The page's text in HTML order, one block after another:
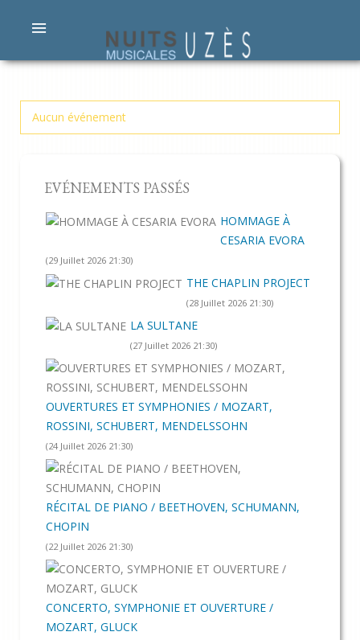
Aucun événement
EVÉNEMENTS PASSÉS
HOMMAGE À
CESARIA EVORA
(29 Juillet 2026 21:30)
THE CHAPLIN PROJECT
(28 Juillet 2026 21:30)
LA SULTANE
(27 Juillet 2026 21:30)
OUVERTURES ET SYMPHONIES / MOZART,
ROSSINI, SCHUBERT, MENDELSSOHN
(24 Juillet 2026 21:30)
RÉCITAL DE PIANO / BEETHOVEN, SCHUMANN,
CHOPIN
(22 Juillet 2026 21:30)
CONCERTO, SYMPHONIE ET OUVERTURE /
MOZART, GLUCK